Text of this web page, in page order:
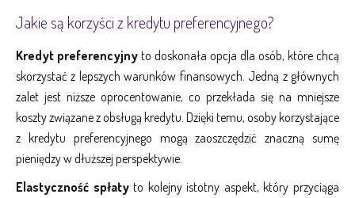
Jakie są korzyści z kredytu preferencyjnego?
Kredyt preferencyjny to doskonała opcja dla osób, które chcą
skorzystać z lepszych warunków finansowych. Jedną z głównych
zalet jest niższe oprocentowanie, co przekłada się na mniejsze
koszty związane z obsługą kredytu. Dzięki temu, osoby korzystające
z kredytu preferencyjnego mogą zaoszczędzić znaczną sumę
pieniędzy w dłuższej perspektywie.
Elastyczność spłatyto kolejny istotny aspekt, który przyciąga